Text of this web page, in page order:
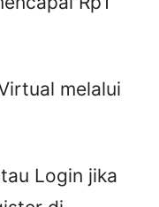
melalui
Login jika